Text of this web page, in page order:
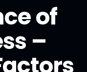
of
–